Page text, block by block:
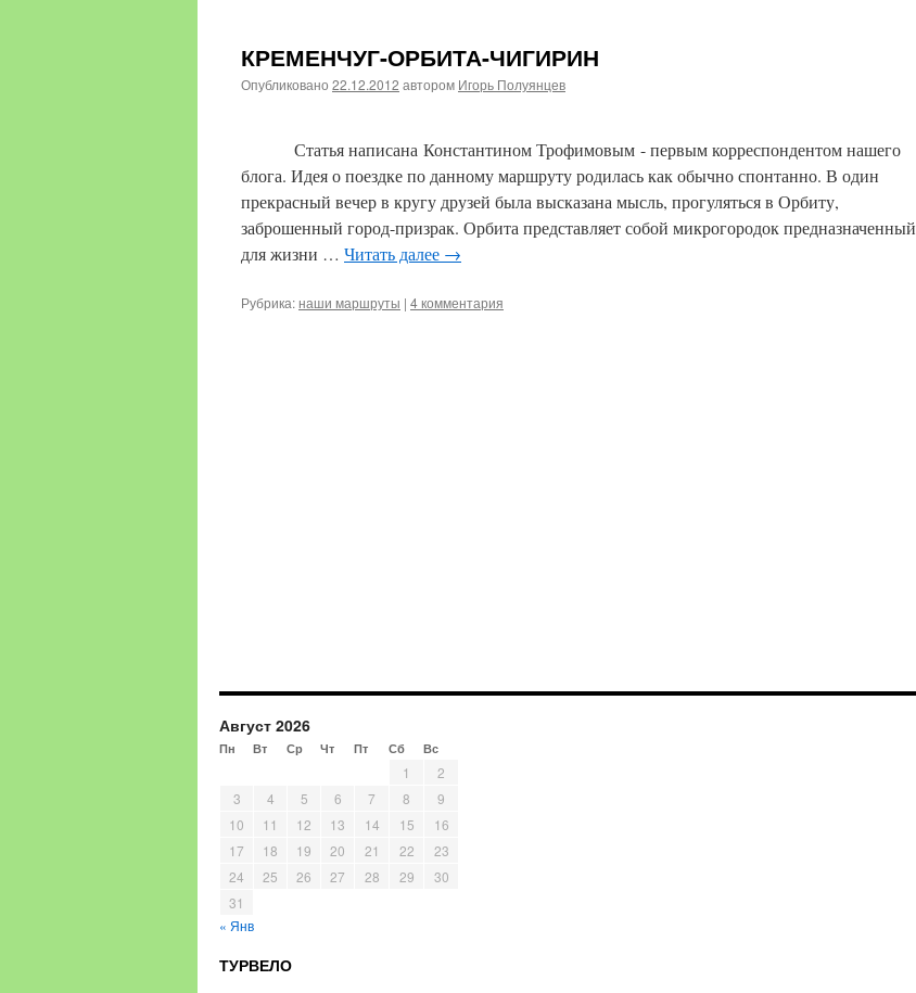
КРЕМЕНЧУГ-ОРБИТА-ЧИГИРИН
Опубликовано 22.12.2012 автором Игорь Полуянцев
Статья написана Константином Трофимовым - первым корреспондентом нашего
блога. Идея о поездке по данному маршруту родилась как обычно спонтанно. В один
прекрасный вечер в кругу друзей была высказана мысль, прогуляться в Орбиту,
заброшенный город-призрак. Орбита представляет собой микрогородок предназначенный
для жизни … Читать далее →
Рубрика:наши маршруты | 4 комментария
Август 2026
Пн Вт Ср Чт Пт Сб Вс
« Янв
1
2
3
4 5 6 7 8
9
10
11 12 13 14 15
16
17
18 19 20 21 22
23
24
25 26 27 28 29
30
31
ТУРВЕЛО